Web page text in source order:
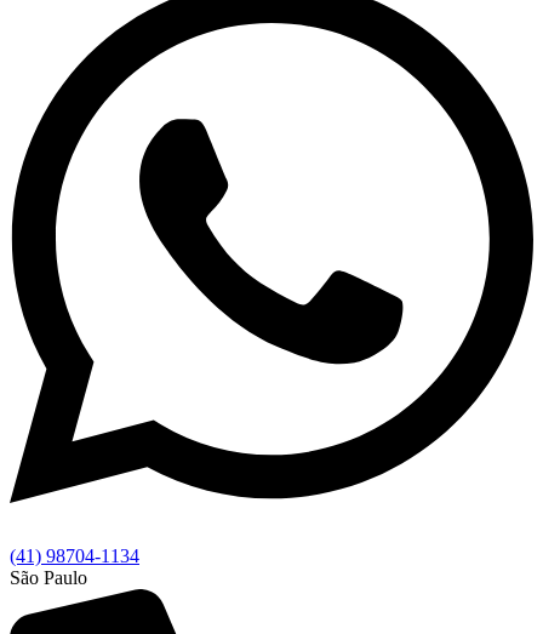
(41) 98704-1134
São Paulo